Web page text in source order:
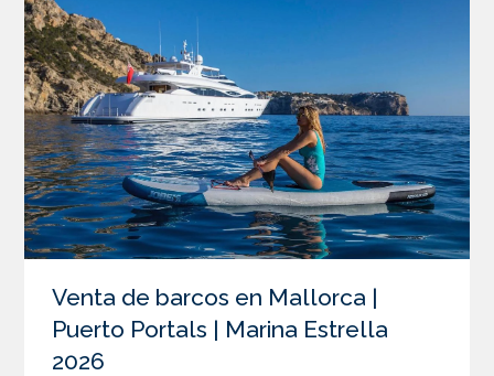
Venta de barcos en Mallorca |
Puerto Portals | Marina Estrella
2026